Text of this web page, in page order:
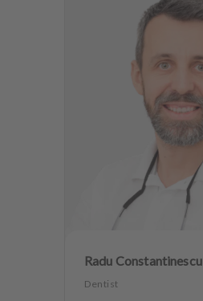
Anxiety Patients
Radu Constantinescu
Dentist